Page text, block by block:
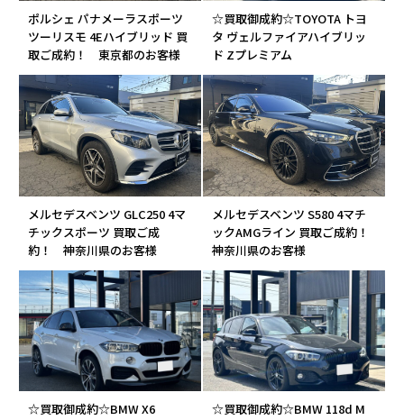
ポルシェ パナメーラスポーツ
ツーリスモ 4Eハイブリッド 買
取ご成約！ 東京都のお客様
☆買取御成約☆TOYOTA トヨ
タ ヴェルファイアハイブリッ
ド Zプレミアム
メルセデスベンツ GLC250 4マ
チックスポーツ 買取ご成
約！ 神奈川県のお客様
メルセデスベンツ S580 4マチ
ックAMGライン 買取ご成約！
神奈川県のお客様
☆買取御成約☆BMW X6
☆買取御成約☆BMW 118d M